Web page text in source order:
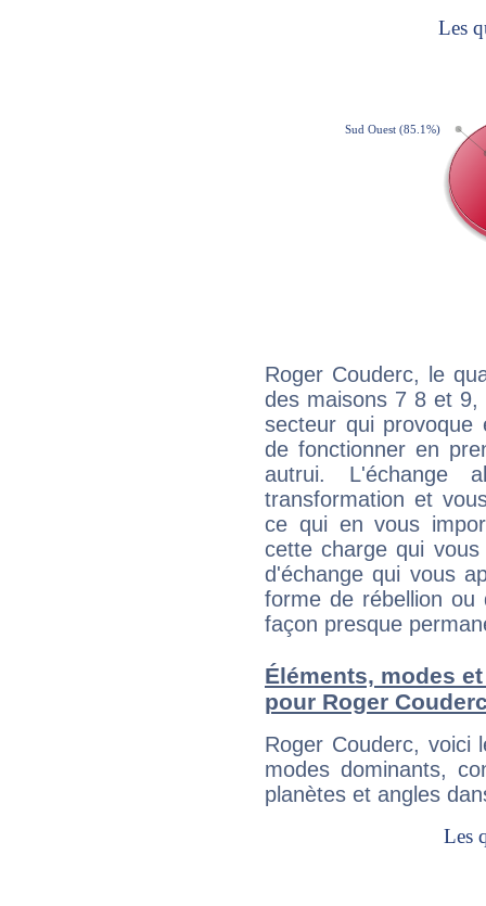
Roger Couderc, le
des maisons 7 8 et
secteur qui provoque
de fonctionner en
autrui. L'échange
transformation et
ce qui en vous
cette charge qui
d'échange qui vous
forme de rébellion ou
façon presque
Éléments, modes
pour Roger
Roger Couderc, voici
modes dominants,
planètes et angles